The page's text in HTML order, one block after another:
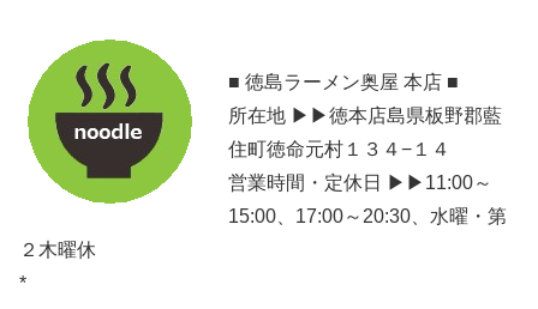
■ 徳島ラーメン奥屋 本店 ■
所在地 ▶▶徳本店島県板野郡藍
住町徳命元村１３４−１４
営業時間・定休日 ▶▶11:00～
15:00、17:00～20:30、水曜・第
２木曜休
*